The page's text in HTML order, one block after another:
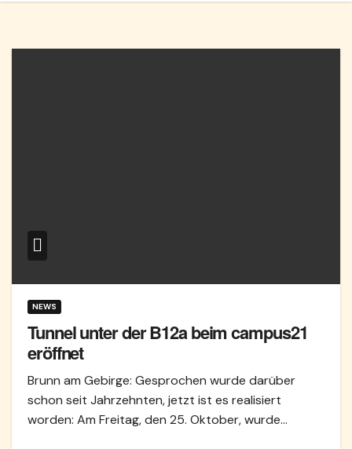
NEWS
Tunnel unter der B12a beim campus21
eröffnet
Brunn am Gebirge: Gesprochen wurde darüber
schon seit Jahrzehnten, jetzt ist es realisiert
worden: Am Freitag, den 25. Oktober, wurde…